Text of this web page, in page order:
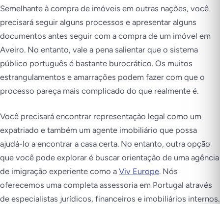
Semelhante à compra de imóveis em outras nações, você
precisará seguir alguns processos e apresentar alguns
documentos antes seguir com a compra de um imóvel em
Aveiro. No entanto, vale a pena salientar que o sistema
público português é bastante burocrático. Os muitos
estrangulamentos e amarrações podem fazer com que o
processo pareça mais complicado do que realmente é.
Você precisará encontrar representação legal como um
expatriado e também um agente imobiliário que possa
ajudá-lo a encontrar a casa certa. No entanto, outra opção
que você pode explorar é buscar orientação de uma agência
de imigração experiente como a Viv Europe. Nós
oferecemos uma completa assessoria em Portugal através
de especialistas jurídicos, financeiros e imobiliários internos.